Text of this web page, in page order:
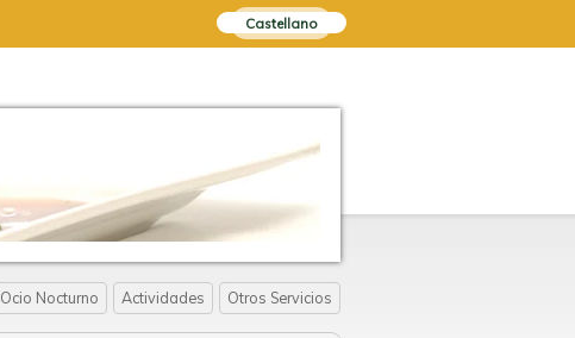
Castellano
Ocio Nocturno Actividades Otros Servicios